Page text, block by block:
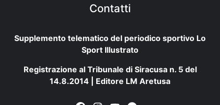
Contatti
Supplemento telematico del periodico sportivo Lo
Sport Illustrato
Registrazione al Tribunale di Siracusa n. 5 del
14.8.2014 | Editore LM Aretusa